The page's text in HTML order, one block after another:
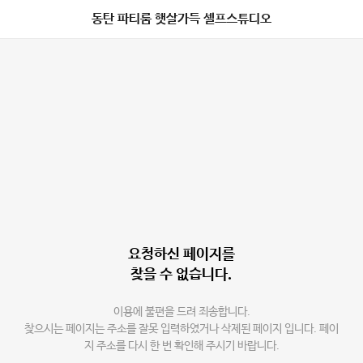
동탄 파티룸 햇살가득 셀프스튜디오
요청하신 페이지를
찾을 수 없습니다.
이용에 불편을 드려 죄송합니다.
찾으시는 페이지는 주소를 잘못 입력하였거나 삭제된 페이지 입니다. 페이
지 주소를 다시 한 번 확인해 주시기 바랍니다.